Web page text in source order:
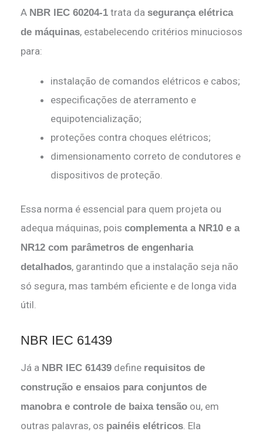
A NBR IEC 60204-1 trata da segurança elétrica
de máquinas, estabelecendo critérios minuciosos
para:
instalação de comandos elétricos e cabos;
especificações de aterramento e
equipotencialização;
proteções contra choques elétricos;
dimensionamento correto de condutores e
dispositivos de proteção.
Essa norma é essencial para quem projeta ou
adequa máquinas, pois complementa a NR10 e a
NR12 com parâmetros de engenharia
detalhados, garantindo que a instalação seja não
só segura, mas também eficiente e de longa vida
útil.
NBR IEC 61439
Já a NBR IEC 61439 define requisitos de
construção e ensaios para conjuntos de
manobra e controle de baixa tensão ou, em
outras palavras, os painéis elétricos . Ela